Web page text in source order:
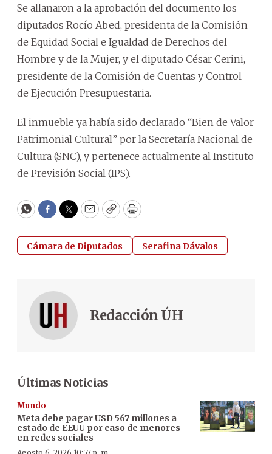
Se allanaron a la aprobación del documento los
diputados Rocío Abed, presidenta de la Comisión
de Equidad Social e Igualdad de Derechos del
Hombre y de la Mujer, y el diputado César Cerini,
presidente de la Comisión de Cuentas y Control
de Ejecución Presupuestaria.
El inmueble ya había sido declarado “Bien de Valor
Patrimonial Cultural” por la Secretaría Nacional de
Cultura (SNC), y pertenece actualmente al Instituto
de Previsión Social (IPS).
WhatsApp
Facebook
Twitter
EmailCopyPrint
Cámara de Diputados Serafina Dávalos
Redacción ÚH
Últimas Noticias
Mundo
Meta debe pagar USD 567 millones a
estado de EEUU por caso de menores
en redes sociales